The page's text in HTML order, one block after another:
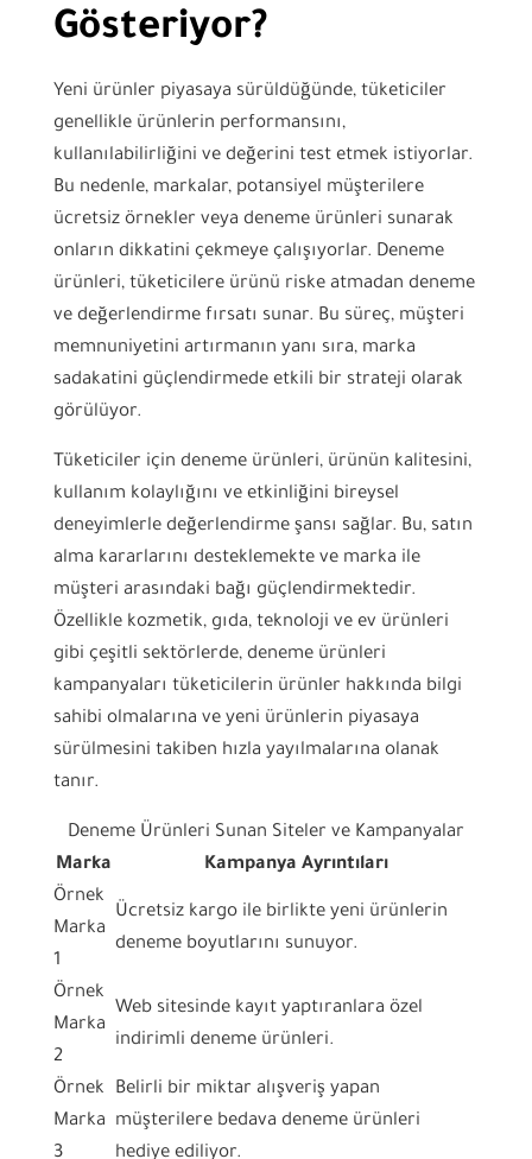
Gösteriyor?
Yeni ürünler piyasaya sürüldüğünde, tüketiciler
genellikle ürünlerin performansını,
kullanılabilirliğini ve değerini test etmek istiyorlar.
Bu nedenle, markalar, potansiyel müşterilere
ücretsiz örnekler veya deneme ürünleri sunarak
onların dikkatini çekmeye çalışıyorlar. Deneme
ürünleri, tüketicilere ürünü riske atmadan deneme
ve değerlendirme fırsatı sunar. Bu süreç, müşteri
memnuniyetini artırmanın yanı sıra, marka
sadakatini güçlendirmede etkili bir strateji olarak
görülüyor.
Tüketiciler için deneme ürünleri, ürünün kalitesini,
kullanım kolaylığını ve etkinliğini bireysel
deneyimlerle değerlendirme şansı sağlar. Bu, satın
alma kararlarını desteklemekte ve marka ile
müşteri arasındaki bağı güçlendirmektedir.
Özellikle kozmetik, gıda, teknoloji ve ev ürünleri
gibi çeşitli sektörlerde, deneme ürünleri
kampanyaları tüketicilerin ürünler hakkında bilgi
sahibi olmalarına ve yeni ürünlerin piyasaya
sürülmesini takiben hızla yayılmalarına olanak
tanır.
Deneme Ürünleri Sunan Siteler ve Kampanyalar
Marka
Kampanya Ayrıntıları
Örnek
Marka
1
Ücretsiz kargo ile birlikte yeni ürünlerin
deneme boyutlarını sunuyor.
Örnek
Marka
2
Web sitesinde kayıt yaptıranlara özel
indirimli deneme ürünleri.
Örnek
Marka
3
Belirli bir miktar alışveriş yapan
müşterilere bedava deneme ürünleri
hediye ediliyor.